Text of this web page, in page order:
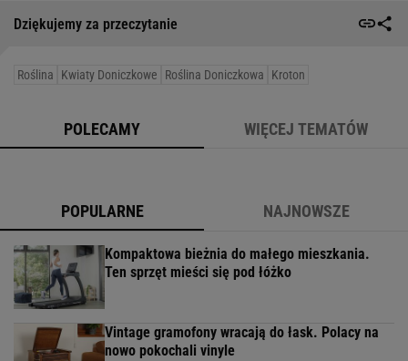
Dziękujemy za przeczytanie
Roślina Kwiaty Doniczkowe Roślina Doniczkowa Kroton
POLECAMY WIĘCEJ TEMATÓW
POPULARNE NAJNOWSZE
Kompaktowa bieżnia do małego mieszkania.
Ten sprzęt mieści się pod łóżko
Vintage gramofony wracają do łask. Polacy na
nowo pokochali vinyle